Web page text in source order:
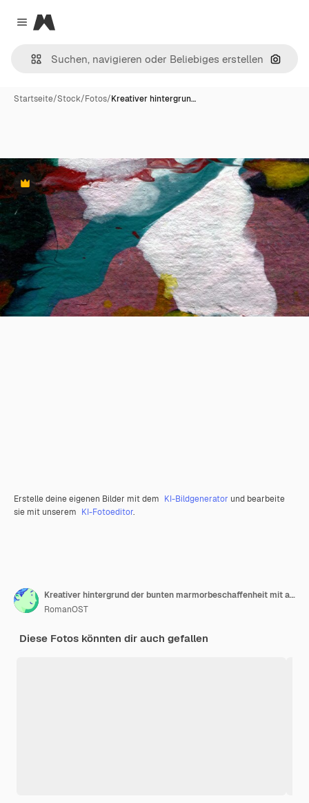
Close menu
Magnific
Nach
Startseite/Stock/Fotos/Kreativer hintergrun…
Premium
Erstelle deine eigenen Bilder mit dem KI-Bildgenerator und bearbeite
sie mit unserem KI-Fotoeditor.
Kreativer hintergrund der bunten marmorbeschaffenheit mit abstrakten wellen, flüssiger kunststil gemalt mit öl
RomanOST
Diese Fotos könnten dir auch gefallen